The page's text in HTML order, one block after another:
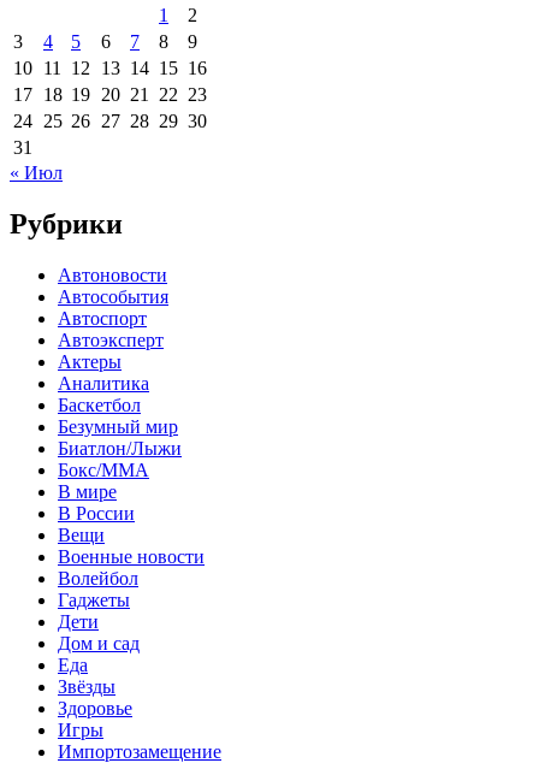
1
2
3
4 5 6 7 8
9
10 11 12 13 14 15 16
17 18 19 20 21 22 23
24 25 26 27 28 29 30
31
« Июл
Рубрики
Автоновости
Автособытия
Автоспорт
Автоэксперт
Актеры
Аналитика
Баскетбол
Безумный мир
Биатлон/Лыжи
Бокс/MMA
В мире
В России
Вещи
Военные новости
Волейбол
Гаджеты
Дети
Дом и сад
Еда
Звёзды
Здоровье
Игры
Импортозамещение